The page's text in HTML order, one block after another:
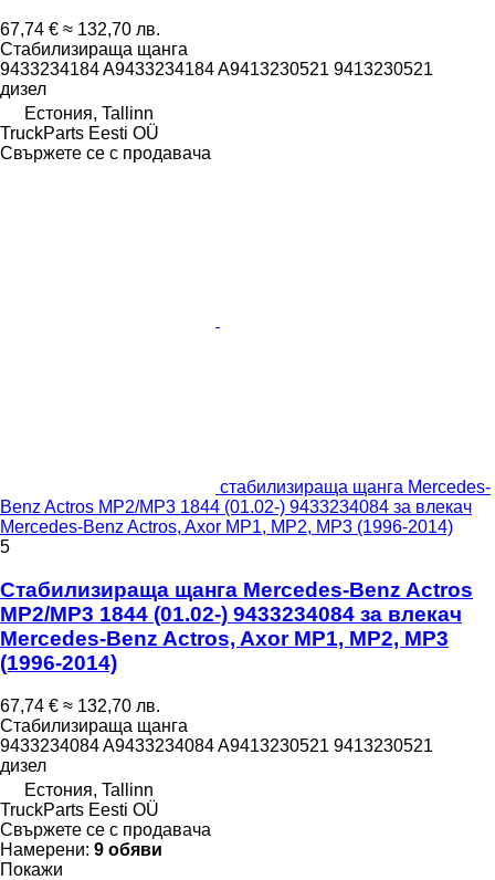
67,74 € ≈ 132,70 лв.
Стабилизираща щанга
9433234184 A9433234184 A9413230521 9413230521
дизел
Естония, Tallinn
TruckParts Eesti OÜ
Свържете се с продавача
стабилизираща щанга Mercedes-
Benz Actros MP2/MP3 1844 (01.02-) 9433234084 за влекач
Mercedes-Benz Actros, Axor MP1, MP2, MP3 (1996-2014)
5
Стабилизираща щанга Mercedes-Benz Actros
MP2/MP3 1844 (01.02-) 9433234084 за влекач
Mercedes-Benz Actros, Axor MP1, MP2, MP3
(1996-2014)
67,74 € ≈ 132,70 лв.
Стабилизираща щанга
9433234084 A9433234084 A9413230521 9413230521
дизел
Естония, Tallinn
TruckParts Eesti OÜ
Свържете се с продавача
Намерени: 9 обяви
Покажи